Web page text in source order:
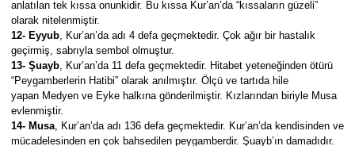
anlatılan tek kıssa onunkidir. Bu kıssa Kur’an’da “kıssaların güzeli”
olarak nitelenmiştir.
12- Eyyub , Kur’an’da adı 4 defa geçmektedir. Çok ağır bir hastalık
geçirmiş, sabrıyla sembol olmuştur.
13- Şuayb , Kur’an’da 11 defa geçmektedir. Hitabet yeteneğinden ötürü
“Peygamberlerin Hatibi” olarak anılmıştır. Ölçü ve tartıda hile
yapan Medyen ve Eyke halkına gönderilmiştir. Kızlarından biriyle Musa
evlenmiştir.
14- Musa , Kur’an’da adı 136 defa geçmektedir. Kur’an’da kendisinden ve
mücadelesinden en çok bahsedilen peygamberdir. Şuayb’ın damadıdır.